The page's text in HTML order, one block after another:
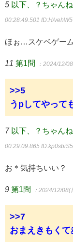
5 以下、？ちゃん
00:28:49.501 ID:H/
ほぉ…スケベゲー
11 第1問 ：2024/12/
>>5
うpしてやって
7 以下、？ちゃん
00:29:09.865
お＊気持ちいい？
9 第1問 ：2024/12/
>>7
おまえきもく